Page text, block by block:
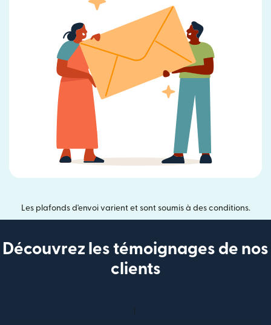
Les plafonds d'envoi varient et sont soumis à des conditions.
Découvrez les témoignages de nos
clients